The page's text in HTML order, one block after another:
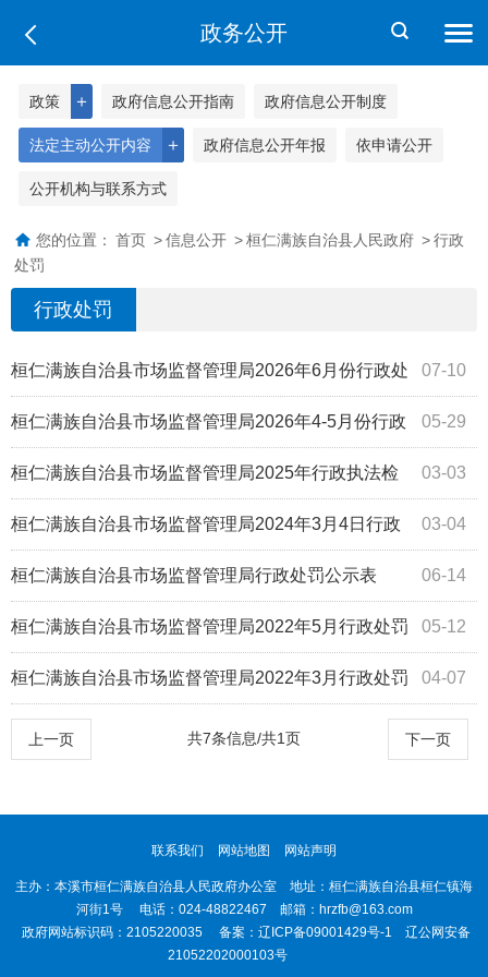
政务公开
＋
政策 政府信息公开指南 政府信息公开制度
＋
法定主动公开内容 政府信息公开年报 依申请公开
公开机构与联系方式
您的位置： 首页 > 信息公开 > 桓仁满族自治县人民政府 > 行政
处罚
行政处罚
07-10
桓仁满族自治县市场监督管理局2026年6月份行政处
罚案件信息（食品药品） 05-29
桓仁满族自治县市场监督管理局2026年4-5月份行政
处罚案件信息 03-03
桓仁满族自治县市场监督管理局2025年行政执法检
查公示表 03-04
桓仁满族自治县市场监督管理局2024年3月4日行政
处罚案件公示 06-14
桓仁满族自治县市场监督管理局行政处罚公示表
（药品） 05-12
桓仁满族自治县市场监督管理局2022年5月行政处罚
案件信息公开表 04-07
桓仁满族自治县市场监督管理局2022年3月行政处罚
案件信息公开表
上一页 下一页
共7条信息/共1页
联系我们 网站地图 网站声明
主办：本溪市桓仁满族自治县人民政府办公室 地址：桓仁满族自治县桓仁镇海
河街1号 电话：024-48822467 邮箱：hrzfb@163.com
政府网站标识码：2105220035 备案： 辽ICP备09001429号-1
辽公网安备
21052202000103号